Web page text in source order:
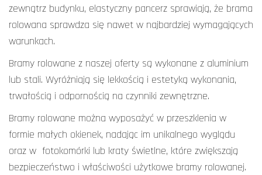
zewnątrz budynku, elastyczny pancerz sprawiają, że brama
rolowana sprawdza się nawet w najbardziej wymagających
warunkach.
Bramy rolowane z naszej oferty są wykonane z aluminium
lub stali. Wyróżniają się lekkością i estetyką wykonania,
trwałością i odpornością na czynniki zewnętrzne.
Bramy rolowane można wyposażyć w przeszklenia w
formie małych okienek, nadając im unikalnego wyglądu
oraz w fotokomórki lub kraty świetlne, które zwiększają
bezpieczeństwo i właściwości użytkowe bramy rolowanej.